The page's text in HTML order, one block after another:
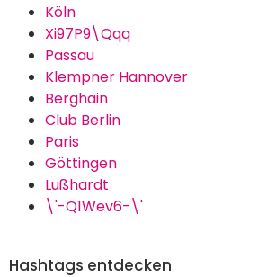
Köln
Xi97P9\Qqq
Passau
Klempner Hannover
Berghain
Club Berlin
Paris
Göttingen
Lußhardt
\'-Q1Wev6-\'
Hashtags entdecken